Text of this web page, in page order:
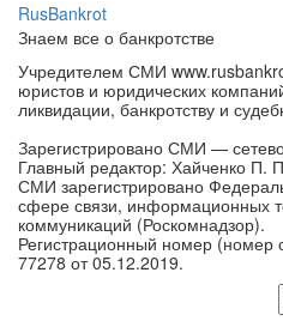
RusBankrot
Знаем все о банкротстве
Учредителем СМИ
юристов и юридических
ликвидации, банкротству и
Зарегистрировано СМИ —
Главный редактор: Хайченко П.
СМИ зарегистрировано
сфере связи, информационных
коммуникаций (Роскомнадзор).
Регистрационный номер
77278 от 05.12.2019.